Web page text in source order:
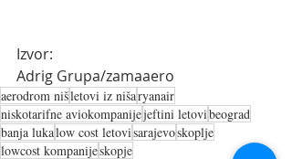
Izvor:
Adrig Grupa/zamaaero
aerodrom nišletovi iz nišaryanair
niskotarifne aviokompanijejeftini letovibeograd
banja lukalow cost letovisarajevoskoplje
lowcost kompanijeskopje